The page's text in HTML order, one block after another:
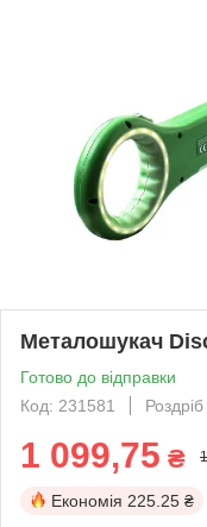
Металошукач
Готово до відправки
Код: 231581
Роздріб
1 099,75 ₴
Економія 225.25 ₴